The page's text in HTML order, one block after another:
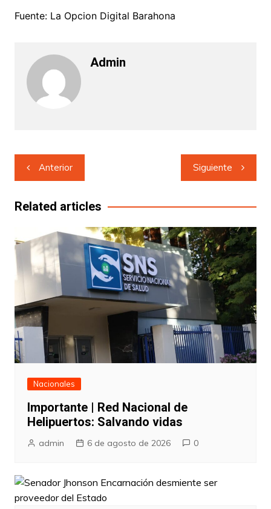
Fuente: La Opcion Digital Barahona
Admin
Navegación
de
entradas
Anterior Siguiente
Related articles
Nacionales
Importante | Red Nacional de
Helipuertos: Salvando vidas
admin 6 de agosto de 2026 0